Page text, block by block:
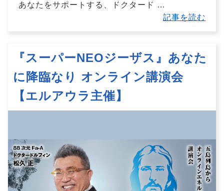
あなたをサポートする、ドクタード …
記事を読む
『スーパーNEOジーザス』あなた
に降臨なり オンライン講演会
【エルアウラ主催】